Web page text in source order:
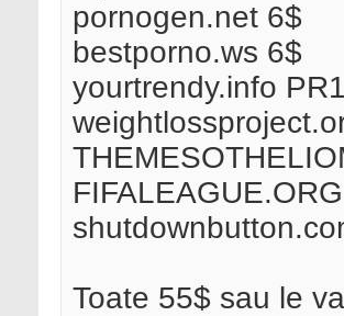
pornogen.net 6$
bestporno.ws 6$
yourtrendy.info
Toate 55$ sau le